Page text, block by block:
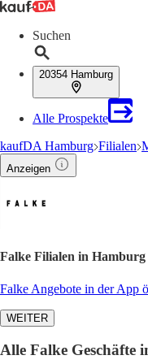
Suchen
20354 Hamburg
Alle Prospekte
kaufDA Hamburg Filialen
Anzeigen
Falke Filialen in Hamburg
Falke Angebote in der App
WEITER
Alle Falke Geschäfte